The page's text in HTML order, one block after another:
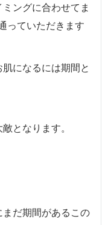
ングに合わせてま
っていただきます
になるには期間と
となります。
だ期間があるこの